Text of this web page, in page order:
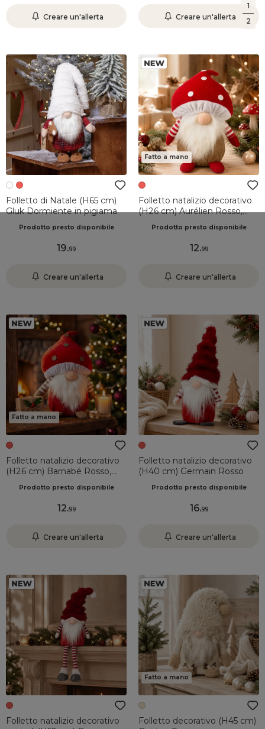
1
2
Creare un'allerta Creare un'allerta
Folletto di Natale (H65 cm)
Gluk Dormiente in pigiama
Prodotto presto disponibile
19.99
Creare un'allerta
Fatto a mano
Folletto natalizio decorativo
(H26 cm) Aurélien Rosso,
Prodotto presto disponibile
12.99
Creare un'allerta
Fatto a mano
Folletto natalizio decorativo
(H26 cm) Barnabé Rosso,
Prodotto presto disponibile
12.99
Creare un'allerta
Folletto natalizio decorativo
(H40 cm) Germain Rosso
Prodotto presto disponibile
16.99
Creare un'allerta
Folletto natalizio decorativo
Fatto a mano
Folletto decorativo (H45 cm)